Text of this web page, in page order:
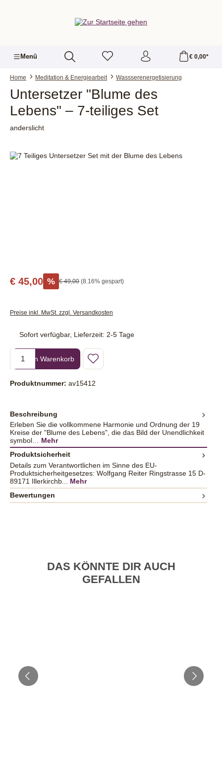
Menü € 0,00*
Home Meditation & Energiearbeit Wassserenergetisierung
Untersetzer "Blume des
Lebens" – 7-teiliges Set
anderslicht
Bildergalerie überspringen
€ 45,00 % € 49,00 (8.16% gespart)
Preise inkl. MwSt. zzgl. Versandkosten
Sofort verfügbar, Lieferzeit: 2-5 Tage
Produkt Anzahl: Gib den gewünschten Wert ein oder benutze die
In den Warenkorb
Produktnummer: av15412
Beschreibung
Erleben Sie die vollkommene Harmonie und Ordnung der 19
Kreise der "Blume des Lebens", die das Bild der Unendlichkeit
symbol… Mehr
Produktsicherheit
Details zum Verantwortlichen im Sinne des EU-
Produktsicherheitgesetzes: Wolfgang Reiter Ringstrasse 15 D-
89171 Illerkirchb... Mehr
Bewertungen
DAS KÖNNTE DIR AUCH
GEFALLEN